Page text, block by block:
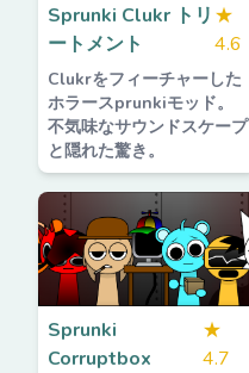
Sprunki Clukr トリ
ートメント
★
4.6
Clukrをフィーチャーした
ホラースprunkiモッド。
不気味なサウンドスケープ
と隠れた驚き。
Sprunki
Corruptbox
★
4.7